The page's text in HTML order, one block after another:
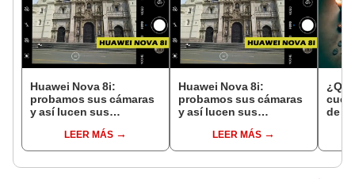
Huawei Nova 8i:
probamos sus cámaras
y así lucen sus
LEER MÁS
Huawei Nova 8i:
probamos sus cámaras
y así lucen sus
LEER MÁS
de